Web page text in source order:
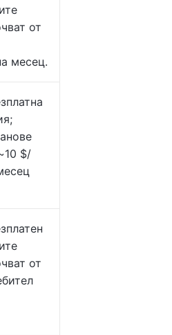
от
месец.
$/
от